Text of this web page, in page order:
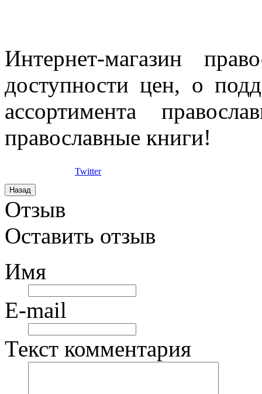
Интернет-магазин
доступности цен, о
ассортимента
православные книги!
Twitter
Отзыв
Оставить отзыв
Имя
E-mail
Текст комментария